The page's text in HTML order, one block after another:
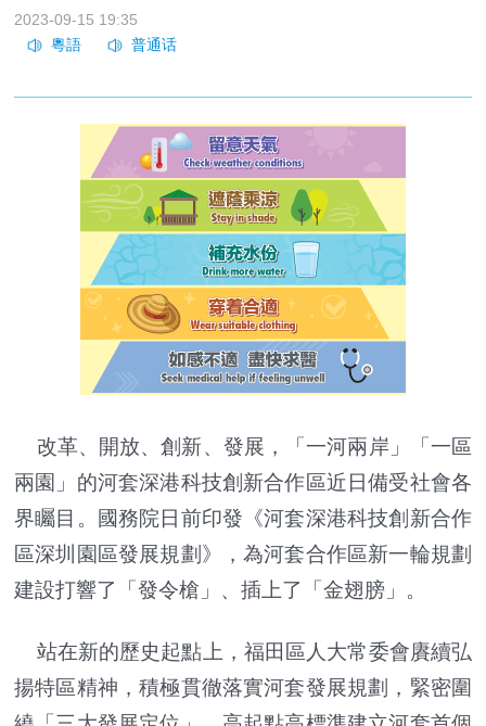
2023-09-15 19:35
改革、開放、創新、發展，「一河兩岸」「一區
兩園」的河套深港科技創新合作區近日備受社會各
界矚目。國務院日前印發《河套深港科技創新合作
區深圳園區發展規劃》，為河套合作區新一輪規劃
建設打響了「發令槍」、插上了「金翅膀」。
站在新的歷史起點上，福田區人大常委會賡續弘
揚特區精神，積極貫徹落實河套發展規劃，緊密圍